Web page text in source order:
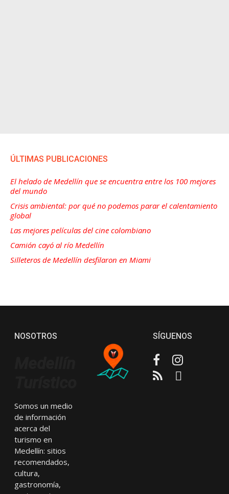
ÚLTIMAS PUBLICACIONES
El helado de Medellín que se encuentra entre los 100 mejores
del mundo
Crisis ambiental: por qué no podemos parar el calentamiento
global
Las mejores películas del cine colombiano
Camión cayó al río Medellín
Silleteros de Medellín desfilaron en Miami
NOSOTROS
Somos un medio
de información
acerca del
turismo en
Medellín: sitios
recomendados,
cultura,
gastronomía,
SÍGUENOS
FacebookInstagram